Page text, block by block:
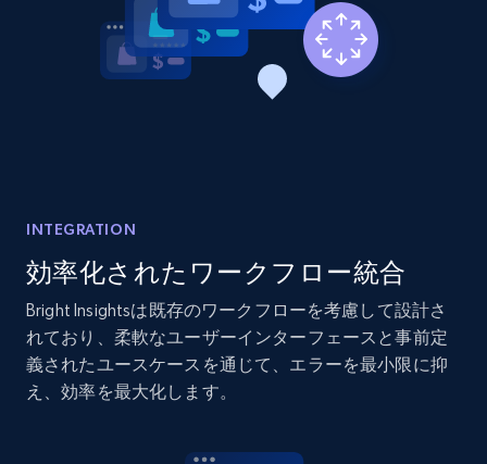
INTEGRATION
効率化されたワークフロー統合
Bright Insightsは既存のワークフローを考慮して設計さ
れており、柔軟なユーザーインターフェースと事前定
義されたユースケースを通じて、エラーを最小限に抑
え、効率を最大化します。